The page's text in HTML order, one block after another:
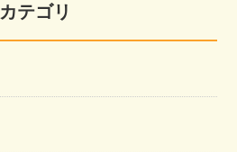
カテゴリ